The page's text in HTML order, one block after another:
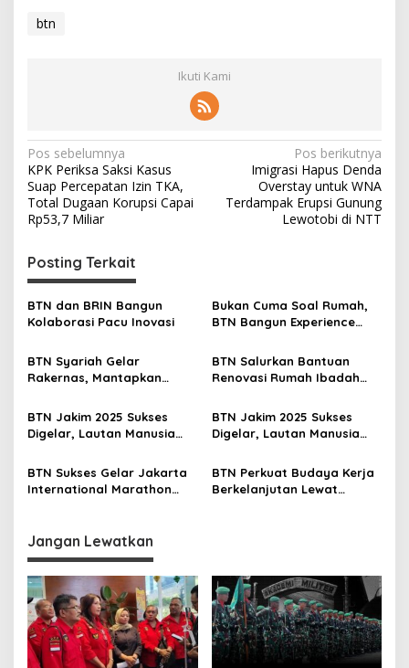
btn
Ikuti Kami
N
a
v
g
a
s
p
o
s
Pos sebelumnya
KPK Periksa Saksi Kasus
Suap Percepatan Izin TKA,
Total Dugaan Korupsi Capai
Rp53,7 Miliar
Pos berikutnya
Imigrasi Hapus Denda
Overstay untuk WNA
Terdampak Erupsi Gunung
Lewotobi di NTT
Posting Terkait
BTN dan BRIN Bangun
Kolaborasi Pacu Inovasi
Bukan Cuma Soal Rumah,
BTN Bangun Experience
BTN Syariah Gelar
Rakernas, Mantapkan
Jadi Bank Umum Syariah
BTN Salurkan Bantuan
Renovasi Rumah Ibadah
BTN Jakim 2025 Sukses
Digelar, Lautan Manusia
Thamrin
BTN Jakim 2025 Sukses
Digelar, Lautan Manusia
Thamrin
BTN Sukses Gelar Jakarta
International Marathon
BTN Perkuat Budaya Kerja
Berkelanjutan Lewat
Jangan Lewatkan